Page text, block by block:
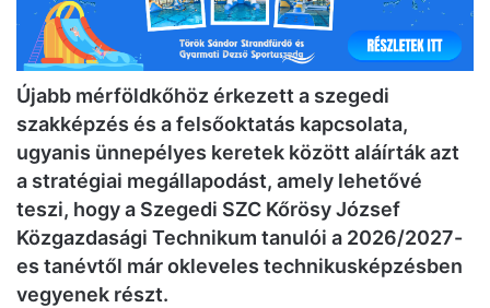
Újabb mérföldkőhöz érkezett a szegedi
szakképzés és a felsőoktatás kapcsolata,
ugyanis ünnepélyes keretek között aláírták azt
a stratégiai megállapodást, amely lehetővé
teszi, hogy a Szegedi SZC Kőrösy József
Közgazdasági Technikum tanulói a 2026/2027-
es tanévtől már okleveles technikusképzésben
vegyenek részt.